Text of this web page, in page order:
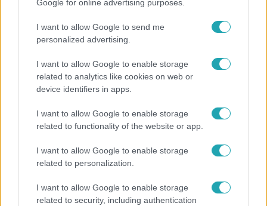
Google for online advertising purposes.
I want to allow Google to send me
personalized advertising.
I want to allow Google to enable storage
related to analytics like cookies on web or
device identifiers in apps.
I want to allow Google to enable storage
related to functionality of the website or app.
I want to allow Google to enable storage
related to personalization.
I want to allow Google to enable storage
related to security, including authentication
elbúcsúzott Az álommeló győztesétől